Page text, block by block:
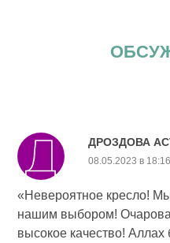
ДРОЗДОВА
08.05.2023 в 18:16
«Невероятное кресло!
нашим выбором!
высокое качество! Аллах